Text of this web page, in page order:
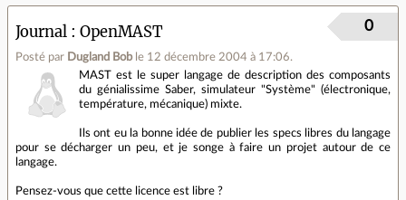
Journal OpenMAST
Posté par Dugland Bob le 12 décembre 2004 à 17:06.
0
MAST est le super langage de description des composants
du génialissime Saber, simulateur "Système" (électronique,
température, mécanique) mixte.
Ils ont eu la bonne idée de publier les specs libres du langage
pour se décharger un peu, et je songe à faire un projet autour de ce
langage.
Pensez-vous que cette licence est libre ?